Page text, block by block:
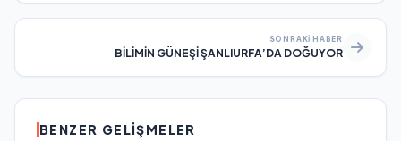
SONRAKI HABER
BİLİMİN GÜNEŞİ ŞANLIURFA’DA DOĞUYOR
BENZER GELIŞMELER